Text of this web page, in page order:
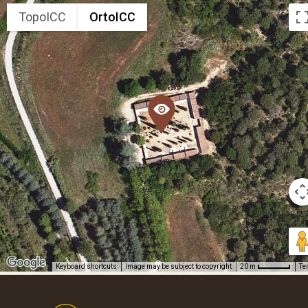
TopoICC OrtoICC
Keyboard shortcuts Image may be subject to copyright 20 m